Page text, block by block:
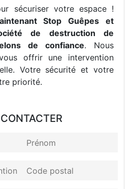
sécuriser votre espace !
Stop Guêpes et
de destruction de
de confiance. Nous
offrir une intervention
Votre sécurité et votre
priorité.